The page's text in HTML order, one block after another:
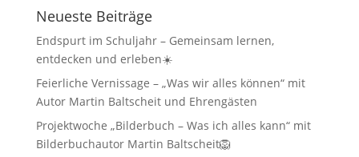
Neueste Beiträge
Endspurt im Schuljahr – Gemeinsam lernen,
entdecken und erleben☀️
Feierliche Vernissage – „Was wir alles können“ mit
Autor Martin Baltscheit und Ehrengästen
Projektwoche „Bilderbuch – Was ich alles kann“ mit
Bilderbuchautor Martin Baltscheit🦁